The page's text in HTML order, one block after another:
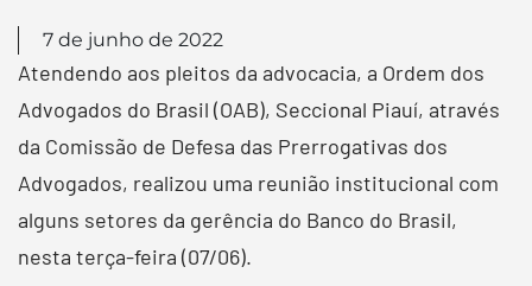
7 de junho de 2022
Atendendo aos pleitos da advocacia, a Ordem dos
Advogados do Brasil (OAB), Seccional Piauí, através
da Comissão de Defesa das Prerrogativas dos
Advogados, realizou uma reunião institucional com
alguns setores da gerência do Banco do Brasil,
nesta terça-feira (07/06).